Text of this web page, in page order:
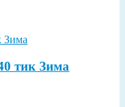
тик Зима